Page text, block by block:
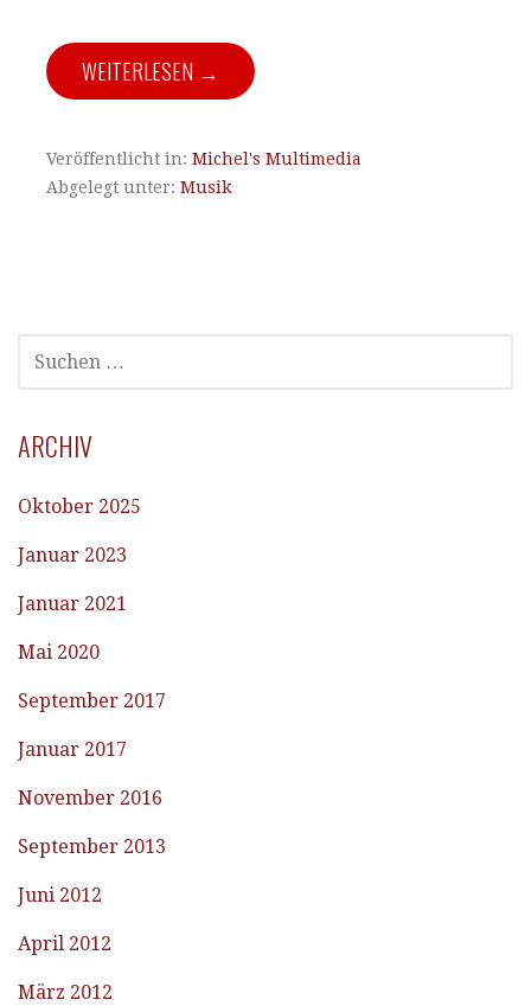
WEITERLESEN →
Veröffentlicht in: Michel's Multimedia
Abgelegt unter: Musik
SUCHEN
NACH:
ARCHIV
Oktober 2025
Januar 2023
Januar 2021
Mai 2020
September 2017
Januar 2017
November 2016
September 2013
Juni 2012
April 2012
März 2012